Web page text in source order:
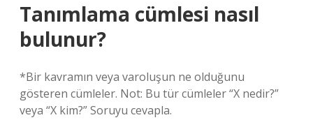
Tanımlama cümlesi nasıl
bulunur?
*Bir kavramın veya varoluşun ne olduğunu
gösteren cümleler. Not: Bu tür cümleler “X nedir?”
veya “X kim?” Soruyu cevapla.